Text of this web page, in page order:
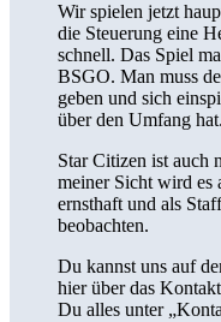
Wir spielen jetzt
die Steuerung eine
schnell. Das Spiel
BSGO. Man muss
geben und sich
über den Umfang hat.
Star Citizen ist auch
meiner Sicht wird es
ernsthaft und als
beobachten.
Du kannst uns auf
hier über das
Du alles unter